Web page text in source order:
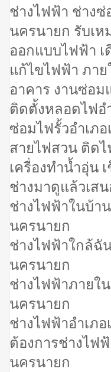
ช่างไฟฟ้า ช่างซ่
นครนายก รับเ
ออกแบบไฟฟ้า
แก้ไขไฟฟ้า ภา
อาคาร งานซ่อ
ติดตั้งหลอดไฟอ
ซ่อมไฟรั้วอำเภ
สายไฟสวน ติดไ
เครื่องทำน้ำอุ่น
ช่างมาดูแล้วเส
ช่างไฟฟ้าในบ้าน
นครนายก
ช่างไฟฟ้าใกล้ฉั
นครนายก
ช่างไฟฟ้าภายใ
นครนายก
ช่างไฟฟ้าอำเภ
ต้องการช่างไฟฟ้
นครนายก